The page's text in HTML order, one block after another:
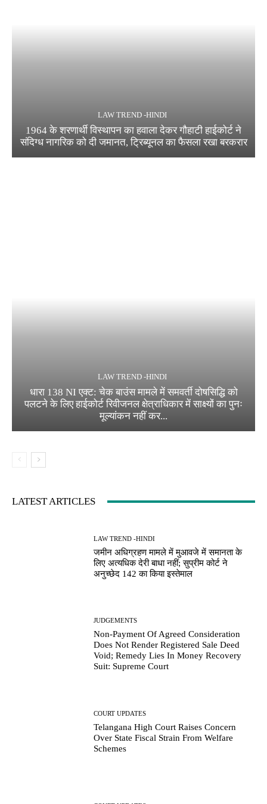
LAW TREND -HINDI
1964 के शरणार्थी विस्थापन का हवाला देकर गौहाटी हाईकोर्ट ने
संदिग्ध नागरिक को दी जमानत, ट्रिब्यूनल का फैसला रखा बरकरार
LAW TREND -HINDI
धारा 138 NI एक्ट: चेक बाउंस मामले में समवर्ती दोषसिद्धि को
पलटने के लिए हाईकोर्ट रिवीजनल क्षेत्राधिकार में साक्ष्यों का पुनः
मूल्यांकन नहीं कर...
LATEST ARTICLES
LAW TREND -HINDI
जमीन अधिग्रहण मामले में मुआवजे में समानता के
लिए अत्यधिक देरी बाधा नहीं; सुप्रीम कोर्ट ने
अनुच्छेद 142 का किया इस्तेमाल
JUDGEMENTS
Non-Payment Of Agreed Consideration
Does Not Render Registered Sale Deed
Void; Remedy Lies In Money Recovery
Suit: Supreme Court
COURT UPDATES
Telangana High Court Raises Concern
Over State Fiscal Strain From Welfare
Schemes